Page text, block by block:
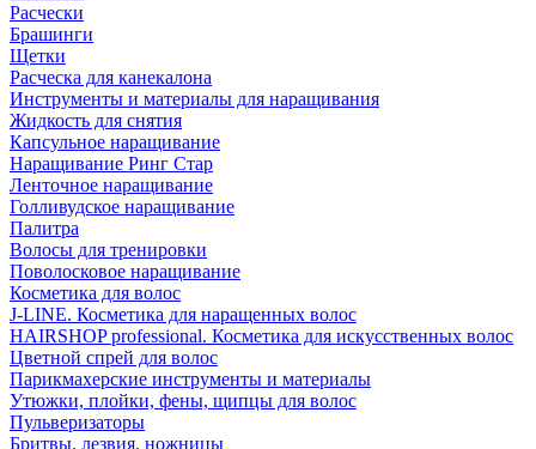
Расчески
Брашинги
Щетки
Расческа для канекалона
Инструменты и материалы для наращивания
Жидкость для снятия
Капсульное наращивание
Наращивание Ринг Стар
Ленточное наращивание
Голливудское наращивание
Палитра
Волосы для тренировки
Поволосковое наращивание
Косметика для волос
J-LINE. Косметика для наращенных волос
HAIRSHOP professional. Косметика для искусственных волос
Цветной спрей для волос
Парикмахерские инструменты и материалы
Утюжки, плойки, фены, щипцы для волос
Пульверизаторы
Бритвы, лезвия, ножницы